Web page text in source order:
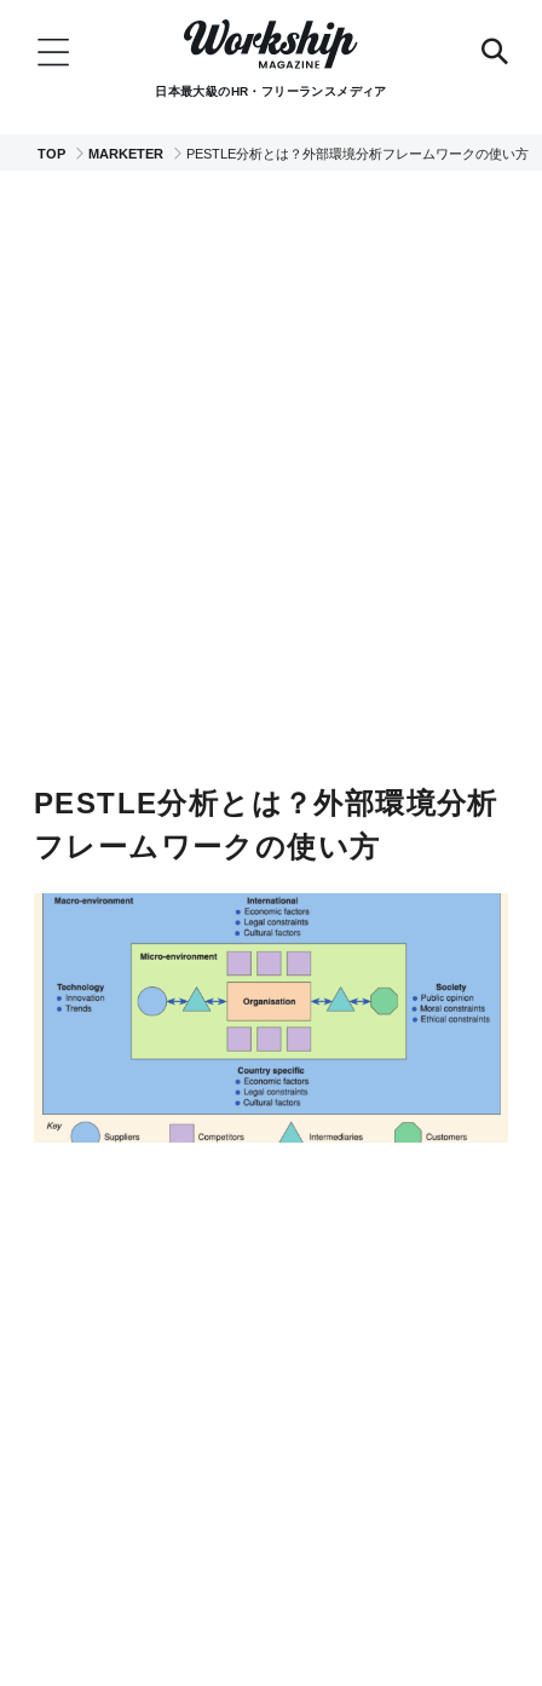
日本最大級のHR・フリーランスメディア
TOP MARKETER PESTLE分析とは？外部環境分析フレームワークの使い方
PESTLE分析とは？外部環境分析
フレームワークの使い方